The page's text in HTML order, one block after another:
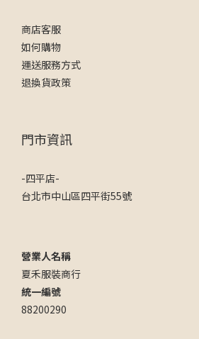
商店客服
如何購物
運送服務方式
退換貨政策
門市資訊
-四平店-
台北市中山區四平街55號
營業人名稱
夏禾服裝商行
統一編號
88200290